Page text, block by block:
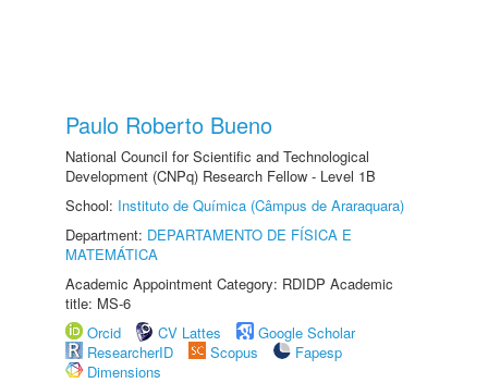
Paulo Roberto Bueno
National Council for Scientific and Technological
Development (CNPq) Research Fellow - Level 1B
School: Instituto de Química (Câmpus de Araraquara)
Department: DEPARTAMENTO DE FÍSICA E
MATEMÁTICA
Academic Appointment Category: RDIDP Academic
title: MS-6
Orcid
CV Lattes
Google Scholar
ResearcherID
Scopus
Fapesp
Dimensions